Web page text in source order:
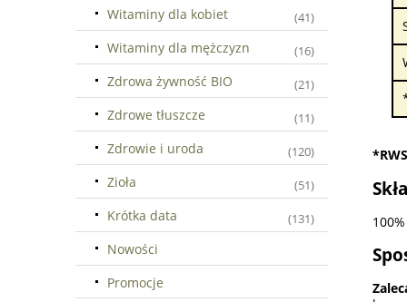
Witaminy dla kobiet (41)
Witaminy dla mężczyzn (16)
Zdrowa żywność BIO (21)
Zdrowe tłuszcze (11)
Zdrowie i uroda (120)
Zioła (51)
Krótka data (131)
Nowości
Promocje
*RWS